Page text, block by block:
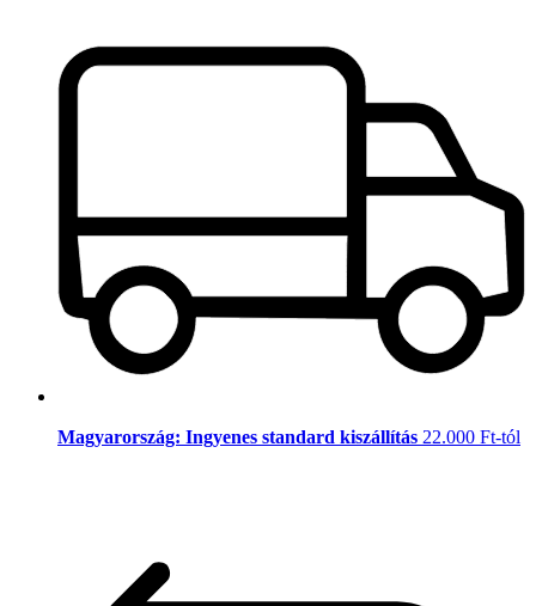
Magyarország: Ingyenes standard kiszállítás 22.000 Ft-tól